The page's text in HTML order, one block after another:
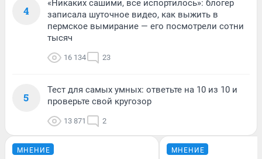
4
«Никаких сашими, все испортилось»: блогер
записала шуточное видео, как выжить в
пермское вымирание — его посмотрели сотни
тысяч
16 134 23
5
Тест для самых умных: ответьте на 10 из 10 и
проверьте свой кругозор
13 871 2
МНЕНИЕ МНЕНИЕ